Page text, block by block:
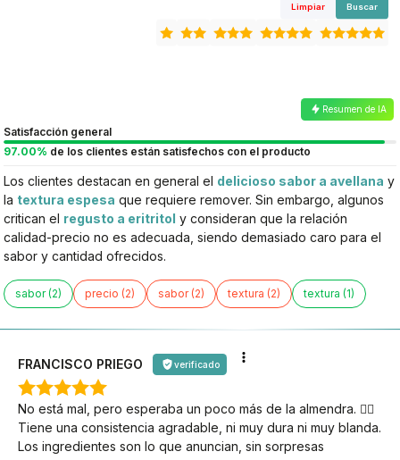
Limpiar Buscar
Resumen de IA
Satisfacción general
97.00% de los clientes están satisfechos con el producto
Los clientes destacan en general el delicioso sabor a avellana y
la textura espesa que requiere remover. Sin embargo, algunos
critican el regusto a eritritol y consideran que la relación
calidad-precio no es adecuada, siendo demasiado caro para el
sabor y cantidad ofrecidos.
sabor (2) precio (2) sabor (2) textura (2) textura (1)
FRANCISCO PRIEGO verificado
No está mal, pero esperaba un poco más de la almendra. 🤷‍♀️
Tiene una consistencia agradable, ni muy dura ni muy blanda.
Los ingredientes son lo que anuncian, sin sorpresas